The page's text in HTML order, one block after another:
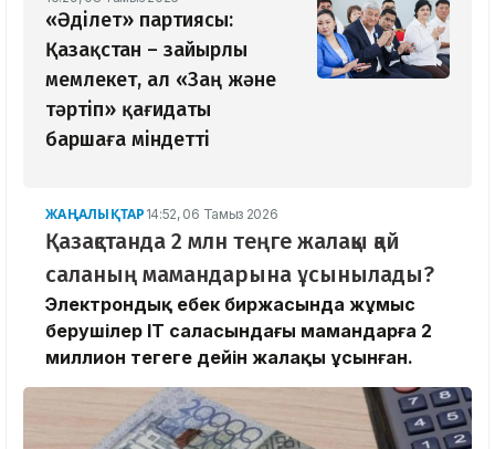
«Әділет» партиясы:
Қазақстан – зайырлы
мемлекет, ал «Заң және
тәртіп» қағидаты
баршаға міндетті
ЖАҢАЛЫҚТАР 14:52, 06 Тамыз 2026
Қазақстанда 2 млн теңге жалақы қай
саланың мамандарына ұсынылады?
Электрондық еңбек биржасында жұмыс
берушілер IT саласындағы мамандарға 2
миллион теңгеге дейін жалақы ұсынған.